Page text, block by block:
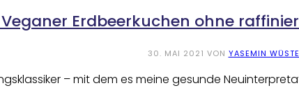
Erdbeerkuchen ohne
30. MAI 2021 VON YASEMIN
– mit dem es meine gesunde